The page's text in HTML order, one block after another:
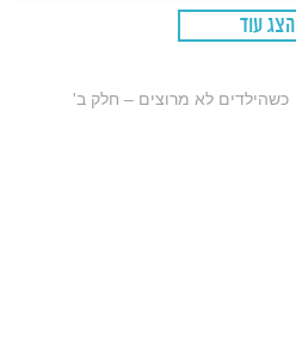
הצג עוד
כשהילדים לא מרוצים – חלק ב'